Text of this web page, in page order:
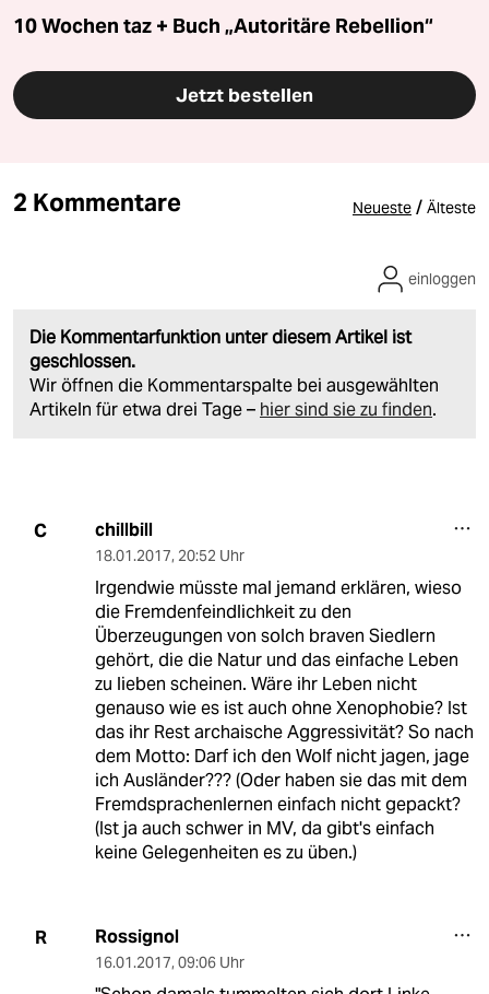
10 Wochen taz + Buch „Autoritäre Rebellion“
Jetzt bestellen
2 Kommentare Neueste / Älteste
Die Kommentarfunktion unter diesem Artikel ist
geschlossen.
Wir öffnen die Kommentarspalte bei ausgewählten
Artikeln für etwa drei Tage – hier sind sie zu finden.
einloggen
C chillbill
18.01.2017, 20:52 Uhr
Irgendwie müsste mal jemand erklären, wieso
die Fremdenfeindlichkeit zu den
Überzeugungen von solch braven Siedlern
gehört, die die Natur und das einfache Leben
zu lieben scheinen. Wäre ihr Leben nicht
genauso wie es ist auch ohne Xenophobie? Ist
das ihr Rest archaische Aggressivität? So nach
dem Motto: Darf ich den Wolf nicht jagen, jage
ich Ausländer??? (Oder haben sie das mit dem
Fremdsprachenlernen einfach nicht gepackt?
(Ist ja auch schwer in MV, da gibt's einfach
keine Gelegenheiten es zu üben.)
R Rossignol
16.01.2017, 09:06 Uhr